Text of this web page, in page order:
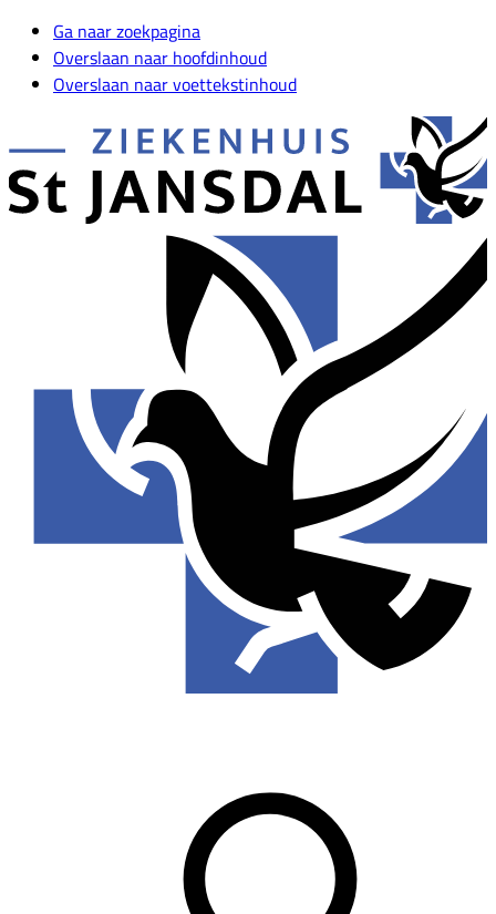
Ga naar zoekpagina
Overslaan naar hoofdinhoud
Overslaan naar voettekstinhoud